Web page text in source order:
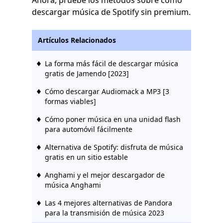
descargar música de Spotify sin premium.
Artículos Relacionados
La forma más fácil de descargar música
gratis de Jamendo [2023]
Cómo descargar Audiomack a MP3 [3
formas viables]
Cómo poner música en una unidad flash
para automóvil fácilmente
Alternativa de Spotify: disfruta de música
gratis en un sitio estable
Anghami y el mejor descargador de
música Anghami
Las 4 mejores alternativas de Pandora
para la transmisión de música 2023